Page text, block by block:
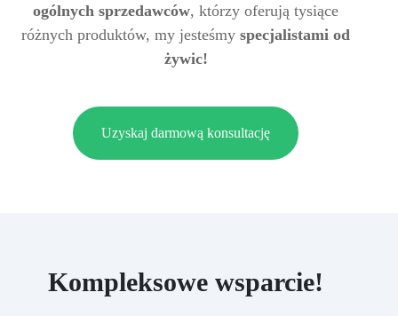
ogólnych sprzedawców, którzy oferują tysiące
różnych produktów, my jesteśmy specjalistami od
żywic!
Uzyskaj darmową konsultację
Kompleksowe wsparcie!